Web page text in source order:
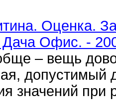
Оценка.
Дача Офис. -
– вещь
допустимый
значений при